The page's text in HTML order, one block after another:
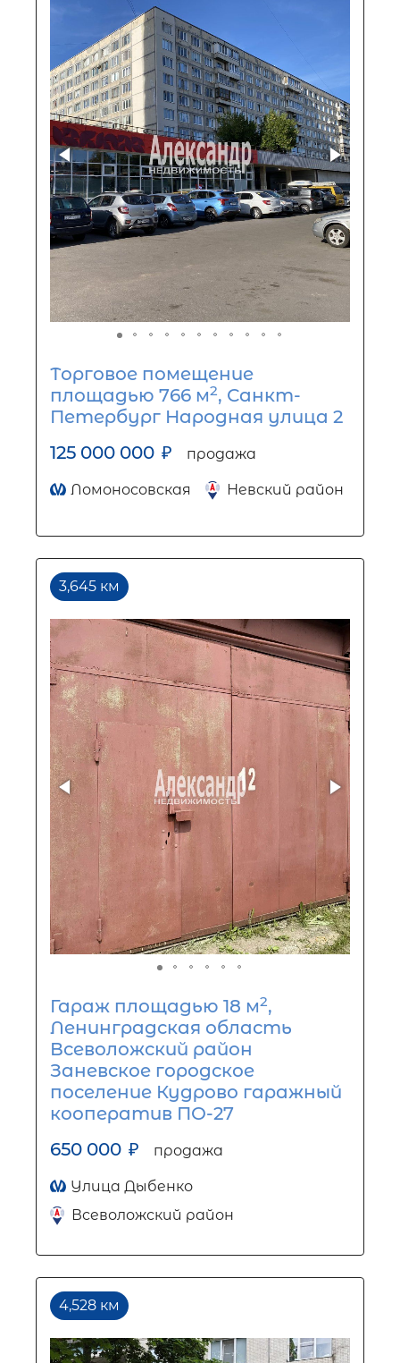
Торговое помещение
площадью 766 м2, Санкт-
Петербург Народная улица 2
125 000 000 ₽ продажа
Ломоносовская Невский район
3,645 км
Гараж площадью 18 м2,
Ленинградская область
Всеволожский район
Заневское городское
поселение Кудрово гаражный
кооператив ПО-27
650 000 ₽ продажа
Улица Дыбенко
Всеволожский район
4,528 км